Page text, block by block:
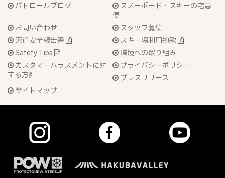
パトロールブログ
スノーボード・スキーの宅急
便
お問い合わせ
スタッフ募集
索道安全報告書
スキー場利用約款
Safety Tips
環境への取り組み
カスタマーハラスメントに対
する方針
プライバシーポリシー
プレスリリース
サイトマップ